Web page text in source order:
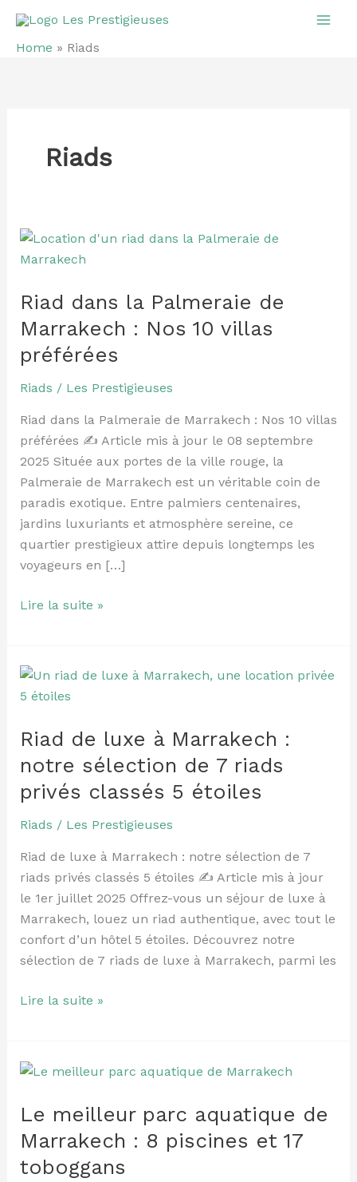
contenu
Home » Riads
Riads
Riad dans la Palmeraie de
Marrakech : Nos 10 villas
préférées
Riads / Les Prestigieuses
Riad dans la Palmeraie de Marrakech : Nos 10 villas
préférées ✍️ Article mis à jour le 08 septembre
2025 Située aux portes de la ville rouge, la
Palmeraie de Marrakech est un véritable coin de
paradis exotique. Entre palmiers centenaires,
jardins luxuriants et atmosphère sereine, ce
quartier prestigieux attire depuis longtemps les
voyageurs en […]
Riad
dans
Palmeraie
de
:
Nos
villas
préférées
Lire la suite »
Riad de luxe à Marrakech :
notre sélection de 7 riads
privés classés 5 étoiles
Riads / Les Prestigieuses
Riad de luxe à Marrakech : notre sélection de 7
riads privés classés 5 étoiles ✍️ Article mis à jour
le 1er juillet 2025 Offrez-vous un séjour de luxe à
Marrakech, louez un riad authentique, avec tout le
confort d’un hôtel 5 étoiles. Découvrez notre
sélection de 7 riads de luxe à Marrakech, parmi les
Riad
de
à
Marrakech
notre
sélection
7
riads
privés
classés
5
étoiles
Lire la suite »
Le meilleur parc aquatique de
Marrakech : 8 piscines et 17
toboggans
Le
parc
aquatique
de
Marrakech